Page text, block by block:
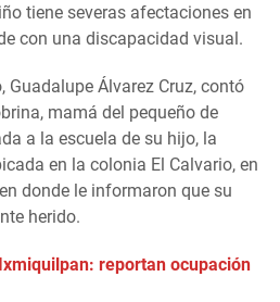
tiene severas afectaciones en
con una discapacidad visual.
Guadalupe Álvarez Cruz, contó
mamá del pequeño de
a la escuela de su hijo, la
en la colonia El Calvario, en
donde le informaron que su
herido.
reportan ocupación